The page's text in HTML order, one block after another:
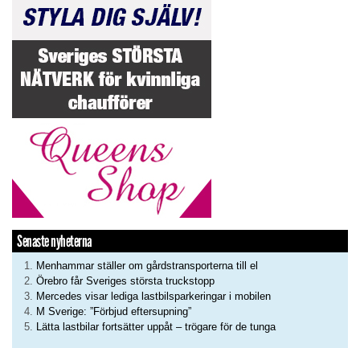
Senaste nyheterna
Menhammar ställer om gårdstransporterna till el
Örebro får Sveriges största truckstopp
Mercedes visar lediga lastbilsparkeringar i mobilen
M Sverige: ”Förbjud eftersupning”
Lätta lastbilar fortsätter uppåt – trögare för de tunga